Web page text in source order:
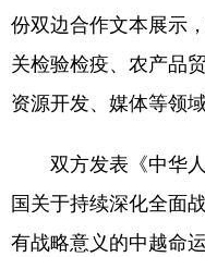
份双边合作文本展示
关检验检疫、农产品
资源开发、媒体等领域
双方发表《中华人
国关于持续深化全面
有战略意义的中越命